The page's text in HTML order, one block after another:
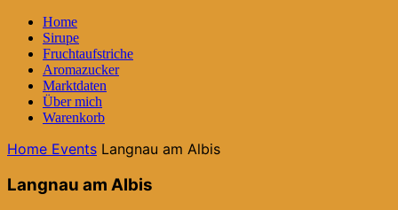
Home
Sirupe
Fruchtaufstriche
Aromazucker
Marktdaten
Über mich
Warenkorb
Home Events Langnau am Albis
Langnau am Albis